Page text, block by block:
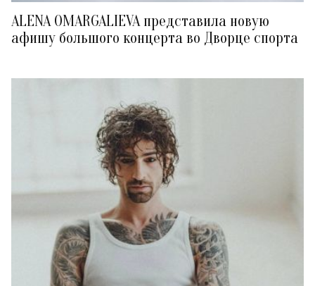
ALENA OMARGALIEVA представила новую
афишу большого концерта во Дворце спорта